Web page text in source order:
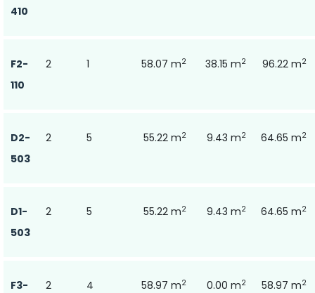
410
F2-
110
2 1 58.07 m2 38.15 m2 96.22 m2
D2-
503
2 5 55.22 m2 9.43 m2 64.65 m2
D1-
503
2 5 55.22 m2 9.43 m2 64.65 m2
F3-
2 4 58.97 m2 0.00 m2 58.97 m2